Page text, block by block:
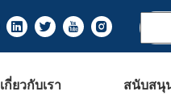
เกี่ยวกับเรา สนับสนุ